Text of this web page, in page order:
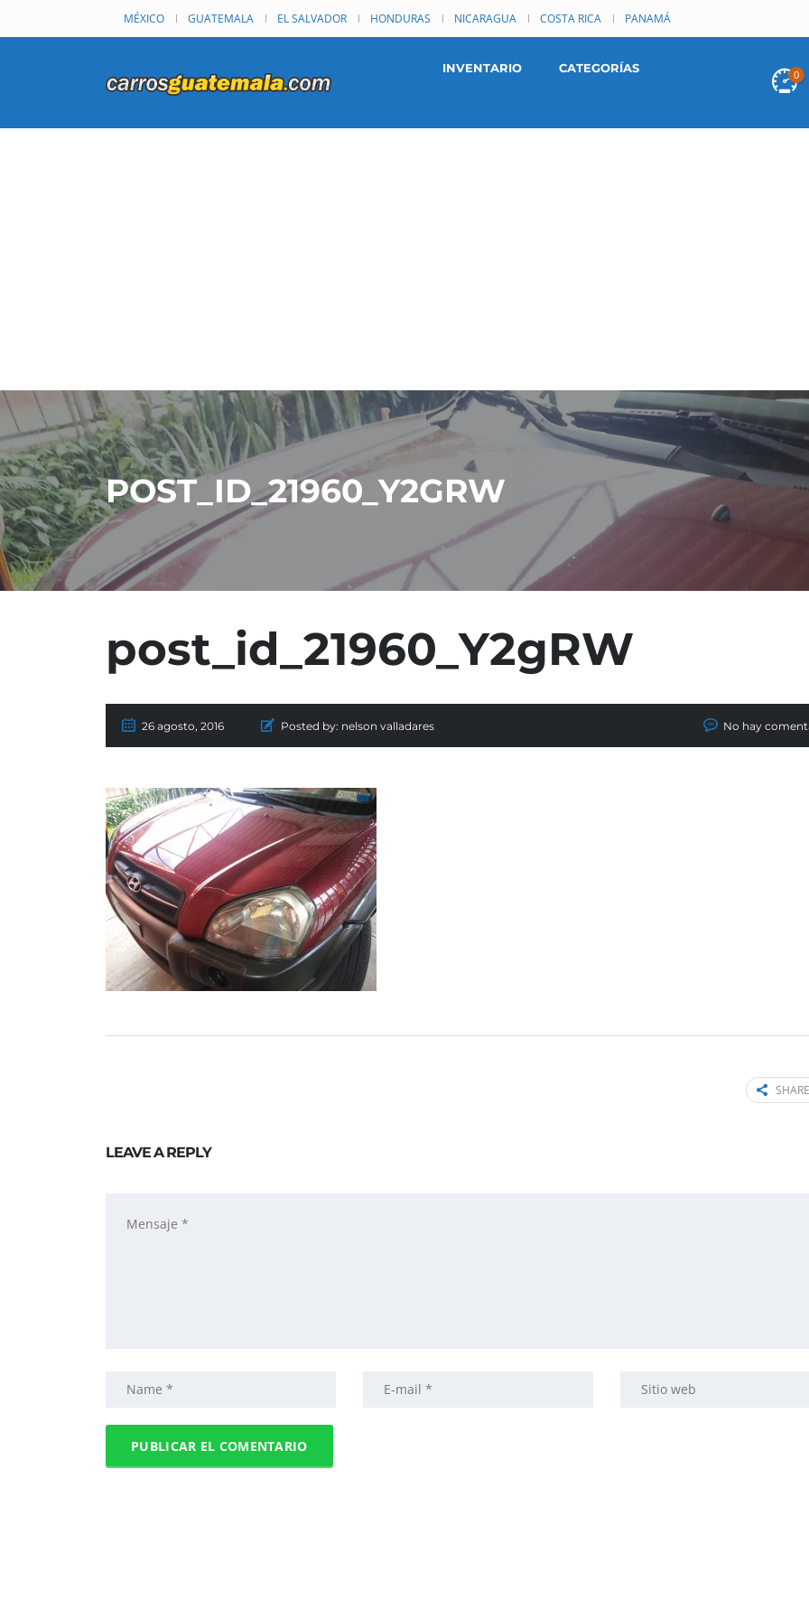
MÉXICO GUATEMALA EL SALVADOR HONDURAS NICARAGUA COSTA RICA PANAMÁ
0
INVENTARIO CATEGORÍAS
POST_ID_21960_Y2GRW
post_id_21960_Y2gRW
26 agosto, 2016 Posted by: nelson valladares No hay
LEAVE A REPLY